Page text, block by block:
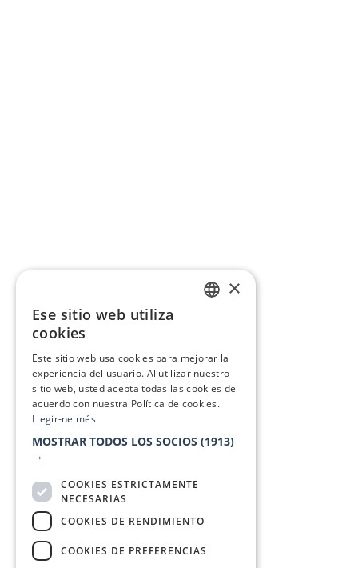
×
Ese sitio web utiliza
cookies
Este sitio web usa cookies para mejorar la
experiencia del usuario. Al utilizar nuestro
sitio web, usted acepta todas las cookies de
acuerdo con nuestra Política de cookies.
Llegir-ne més
MOSTRAR TODOS LOS SOCIOS (1913)
→
COOKIES ESTRICTAMENTE
NECESARIAS
COOKIES DE RENDIMIENTO
COOKIES DE PREFERENCIAS